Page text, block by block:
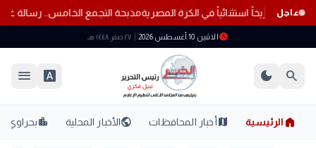
عاجل مذبحة التجمع الخامس.. رسالة
scheduleالاثنين 10 أغسطس 2026 ٢٧ صفر ١٤٤٨ هـ
search
dark_mode
font_download
menu
home الرئيسية mapأخبار المحافظات publicالأخبار المحلية location_cityبحراوي